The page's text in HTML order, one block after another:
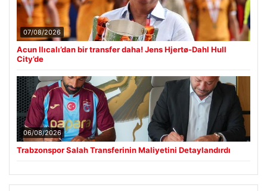
07/08/2026
Acun Ilıcalı’dan bir transfer daha! Jens Hjertø-Dahl Hull
City’de
06/08/2026
Trabzonspor Salah Transferinin Maliyetini Detaylandırdı